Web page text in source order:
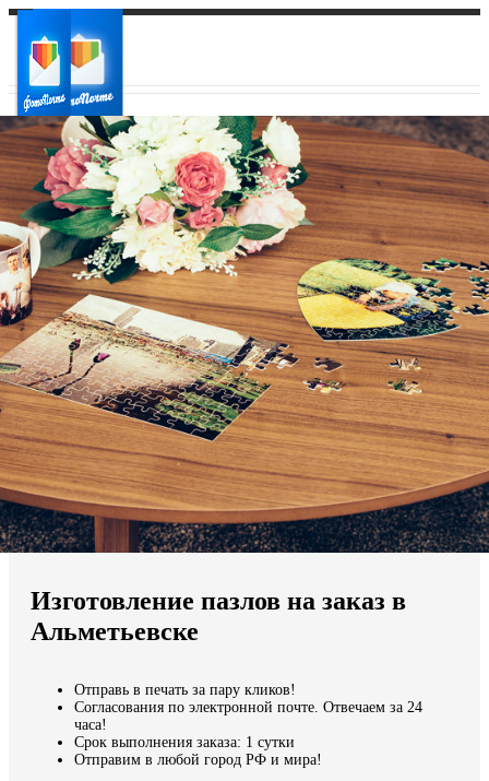
Ваш город:
Ваш регион доставки
Выберите из списка:
Мы доставляем по всему миру
Продолжить без города
Изготовление пазлов на заказ в
Альметьевске
Отправь в печать за пару кликов!
Согласования по электронной почте. Отвечаем за 24
часа!
Срок выполнения заказа: 1 сутки
Отправим в любой город РФ и мира!